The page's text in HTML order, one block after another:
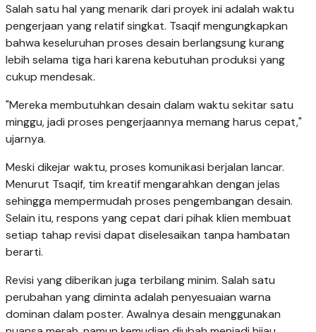
Salah satu hal yang menarik dari proyek ini adalah waktu
pengerjaan yang relatif singkat. Tsaqif mengungkapkan
bahwa keseluruhan proses desain berlangsung kurang
lebih selama tiga hari karena kebutuhan produksi yang
cukup mendesak.
"Mereka membutuhkan desain dalam waktu sekitar satu
minggu, jadi proses pengerjaannya memang harus cepat,"
ujarnya.
Meski dikejar waktu, proses komunikasi berjalan lancar.
Menurut Tsaqif, tim kreatif mengarahkan dengan jelas
sehingga mempermudah proses pengembangan desain.
Selain itu, respons yang cepat dari pihak klien membuat
setiap tahap revisi dapat diselesaikan tanpa hambatan
berarti.
Revisi yang diberikan juga terbilang minim. Salah satu
perubahan yang diminta adalah penyesuaian warna
dominan dalam poster. Awalnya desain menggunakan